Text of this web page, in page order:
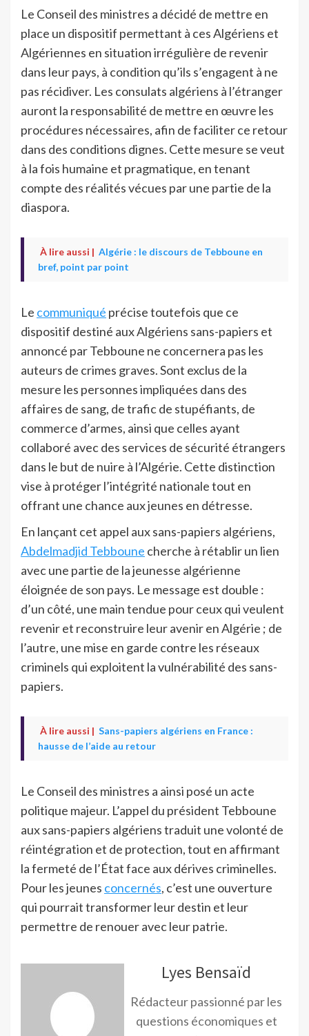
Le Conseil des ministres a décidé de mettre en
place un dispositif permettant à ces Algériens et
Algériennes en situation irrégulière de revenir
dans leur pays, à condition qu’ils s’engagent à ne
pas récidiver. Les consulats algériens à l’étranger
auront la responsabilité de mettre en œuvre les
procédures nécessaires, afin de faciliter ce retour
dans des conditions dignes. Cette mesure se veut
à la fois humaine et pragmatique, en tenant
compte des réalités vécues par une partie de la
diaspora.
À lire aussi | Algérie : le discours de Tebboune en
bref, point par point
Le communiqué précise toutefois que ce
dispositif destiné aux Algériens sans-papiers et
annoncé par Tebboune ne concernera pas les
auteurs de crimes graves. Sont exclus de la
mesure les personnes impliquées dans des
affaires de sang, de trafic de stupéfiants, de
commerce d’armes, ainsi que celles ayant
collaboré avec des services de sécurité étrangers
dans le but de nuire à l’Algérie. Cette distinction
vise à protéger l’intégrité nationale tout en
offrant une chance aux jeunes en détresse.
En lançant cet appel aux sans-papiers algériens,
Abdelmadjid Tebboune cherche à rétablir un lien
avec une partie de la jeunesse algérienne
éloignée de son pays. Le message est double :
d’un côté, une main tendue pour ceux qui veulent
revenir et reconstruire leur avenir en Algérie ; de
l’autre, une mise en garde contre les réseaux
criminels qui exploitent la vulnérabilité des sans-
papiers.
À lire aussi | Sans-papiers algériens en France :
hausse de l’aide au retour
Le Conseil des ministres a ainsi posé un acte
politique majeur. L’appel du président Tebboune
aux sans-papiers algériens traduit une volonté de
réintégration et de protection, tout en affirmant
la fermeté de l’État face aux dérives criminelles.
Pour les jeunes concernés, c’est une ouverture
qui pourrait transformer leur destin et leur
permettre de renouer avec leur patrie.
Lyes Bensaïd
Rédacteur passionné par les
questions économiques et